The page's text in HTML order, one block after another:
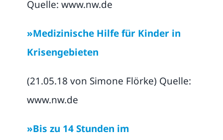
Quelle: www.nw.de
»Medizinische Hilfe für Kinder in
Krisengebieten
(21.05.18 von Simone Flörke) Quelle:
www.nw.de
»Bis zu 14 Stunden im